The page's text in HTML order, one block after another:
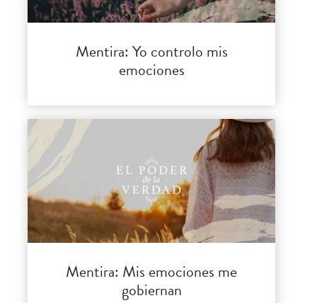
Mentira: Yo controlo mis
emociones
Mentira: Mis emociones me
gobiernan